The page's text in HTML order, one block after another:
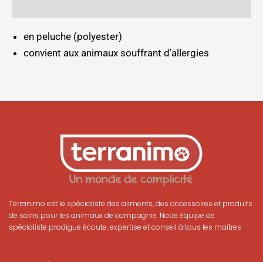
en peluche (polyester)
convient aux animaux souffrant d’allergies
Terranimo est le spécialiste des aliments, des accessoires et produits
de soins pour les animaux de compagnie. Notre équipe de
spécialiste prodigue écoute, expertise et conseil à tous les maîtres